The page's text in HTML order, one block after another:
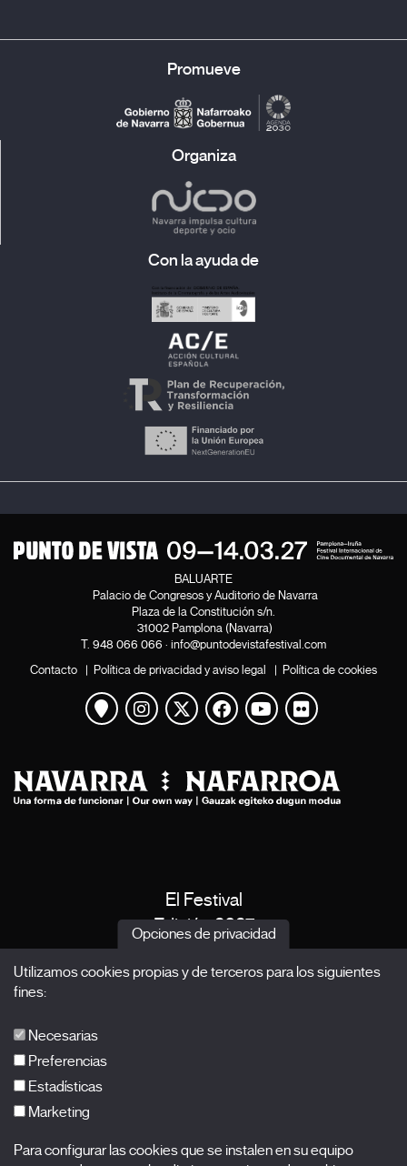
Promueve
Organiza
Con la ayuda de
BALUARTE
Palacio de Congresos y Auditorio de Navarra
Plaza de la Constitución s/n.
31002 Pamplona (Navarra)
T. 948 066 066 · info@puntodevistafestival.com
Contacto | Política de privacidad y aviso legal | Política de cookies
Ver mapa
Instagram
Twitter
Facebook
Youtube
Flickr
El Festival
Edición 2027
Acreditaciones
Opciones de privacidad
Utilizamos cookies propias y de terceros para los siguientes
fines:
Necesarias
Preferencias
Estadísticas
Marketing
Para configurar las cookies que se instalen en su equipo